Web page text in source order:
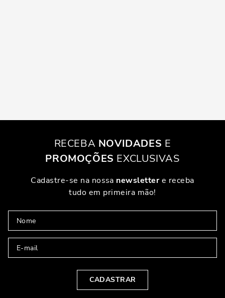
RECEBA NOVIDADES E
PROMOÇÕES EXCLUSIVAS
Cadastre-se na nossa newslettere receba
tudo em primeira mão!
CADASTRAR